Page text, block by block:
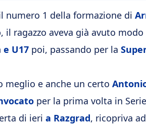
numero 1 della formazione di
il ragazzo aveva già avuto
e U17 poi, passando per la
meglio e anche un certo
per la prima volta in
di ieri a Razgrad, ricopriva